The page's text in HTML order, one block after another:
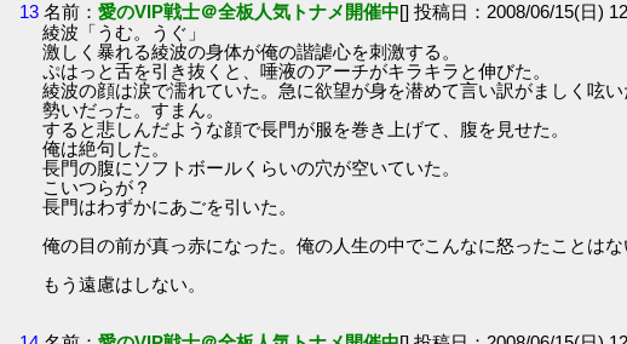
13 名前：愛のVIP戦士＠全板人気トナメ開催中[] 投稿日：2008/06/15(日)
綾波「うむ。うぐ」
激しく暴れる綾波の身体が俺の諧謔心を刺激する。
ぷはっと舌を引き抜くと、唾液のアーチがキラキラと伸びた。
綾波の顔は涙で濡れていた。急に欲望が身を潜めて言い訳がましく呟い
勢いだった。すまん。
すると悲しんだような顔で長門が服を巻き上げて、腹を見せた。
俺は絶句した。
長門の腹にソフトボールくらいの穴が空いていた。
こいつらが？
長門はわずかにあごを引いた。
俺の目の前が真っ赤になった。俺の人生の中でこんなに怒ったことはな
もう遠慮はしない。